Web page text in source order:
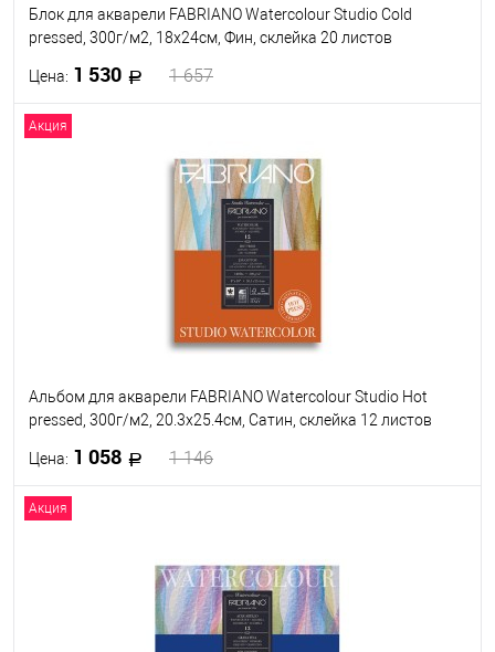
Блок для акварели FABRIANO Watercolour Studio Cold
pressed, 300г/м2, 18x24см, Фин, склейка 20 листов
Цена: 1 530 1 657
Под заказ
Акция
Альбом для акварели FABRIANO Watercolour Studio Hot
pressed, 300г/м2, 20.3x25.4см, Сатин, склейка 12 листов
Цена: 1 058 1 146
Под заказ
Акция